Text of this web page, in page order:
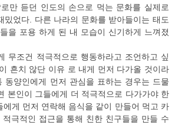
만 듣던 인도의 손으로 먹는 문화를 실제로
밌었다. 다른 나라의 문화를 받아들이는 태도
을 포용 하게 된 내 모습이 신기하게 느껴졌
무조건 적극적으로 행동하라고 조언하고 싶
흔치 않단 이유 로 내게 먼저 다가올 것이라
동양인에게 먼저 관심을 표하는 경우는 드물
본인이 그들에게 더 적극적으로 다가가야 한
에게 먼저 연락해 음식을 같이 만들어 먹고 카
극적인 접근을 통해 친한 친구들을 만들 수